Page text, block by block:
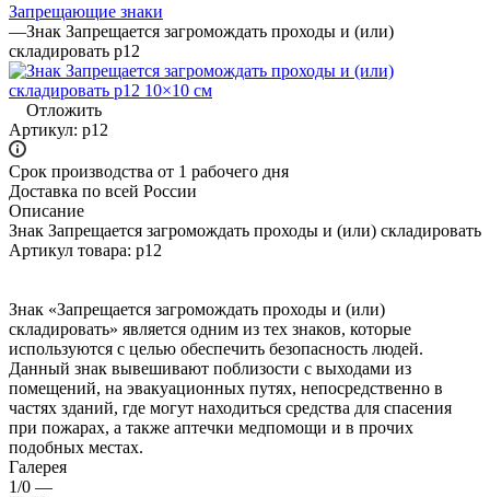
Запрещающие знаки
—Знак Запрещается загромождать проходы и (или)
складировать p12
Отложить
Артикул: p12
Срок производства от 1 рабочего дня
Доставка по всей России
Описание
Знак Запрещается загромождать проходы и (или) складировать
Артикул товара: p12
Знак «Запрещается загромождать проходы и (или)
складировать» является одним из тех знаков, которые
используются с целью обеспечить безопасность людей.
Данный знак вывешивают поблизости с выходами из
помещений, на эвакуационных путях, непосредственно в
частях зданий, где могут находиться средства для спасения
при пожарах, а также аптечки медпомощи и в прочих
подобных местах.
Галерея
1/0 —